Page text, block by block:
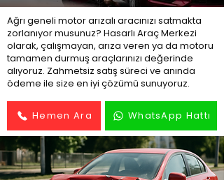
Ağrı geneli motor arızalı aracınızı satmakta
zorlanıyor musunuz? Hasarlı Araç Merkezi
olarak, çalışmayan, arıza veren ya da motoru
tamamen durmuş araçlarınızı değerinde
alıyoruz. Zahmetsiz satış süreci ve anında
ödeme ile size en iyi çözümü sunuyoruz.
Hemen Ara WhatsApp Hattı